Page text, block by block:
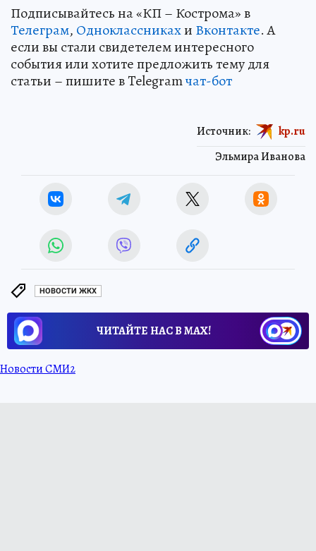
Подписывайтесь на «КП – Кострома» в
Телеграм, Одноклассникахи Вконтакте. А
если вы стали свидетелем интересного
события или хотите предложить тему для
статьи – пишите в Telegramчат-бот
Эльмира Иванова
Источник: kp.ru
НОВОСТИ ЖКХ
ЧИТАЙТЕ НАС В МАХ!
Новости СМИ2